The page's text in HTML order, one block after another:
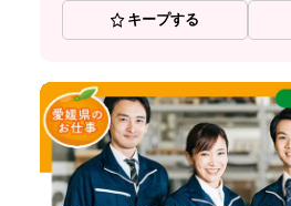
キープする